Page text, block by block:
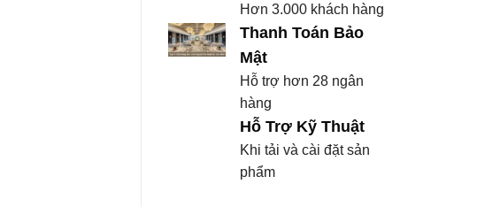
Hơn 3.000 khách hàng
Thanh Toán Bảo
Mật
Hỗ trợ hơn 28 ngân
hàng
Hỗ Trợ Kỹ Thuật
Khi tải và cài đặt sản
phẩm